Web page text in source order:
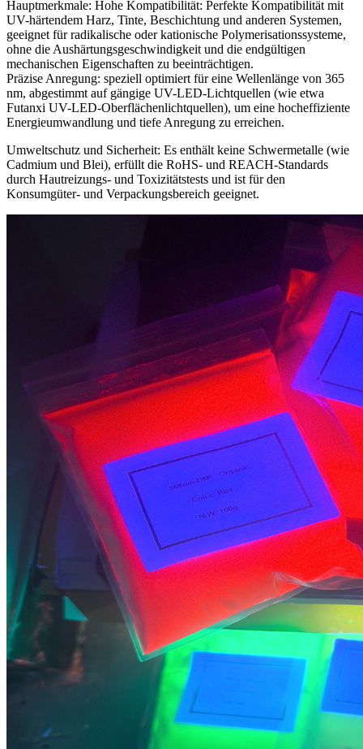
Hauptmerkmale: Hohe Kompatibilität: Perfekte Kompatibilität mit
UV-härtendem Harz, Tinte, Beschichtung und anderen Systemen,
geeignet für radikalische oder kationische Polymerisationssysteme,
ohne die Aushärtungsgeschwindigkeit und die endgültigen
mechanischen Eigenschaften zu beeinträchtigen.
Präzise Anregung: speziell optimiert für eine Wellenlänge von 365
nm, abgestimmt auf gängige UV-LED-Lichtquellen (wie etwa
Futanxi UV-LED-Oberflächenlichtquellen), um eine hocheffiziente
Energieumwandlung und tiefe Anregung zu erreichen.
Umweltschutz und Sicherheit: Es enthält keine Schwermetalle (wie
Cadmium und Blei), erfüllt die RoHS- und REACH-Standards
durch Hautreizungs- und Toxizitätstests und ist für den
Konsumgüter- und Verpackungsbereich geeignet.